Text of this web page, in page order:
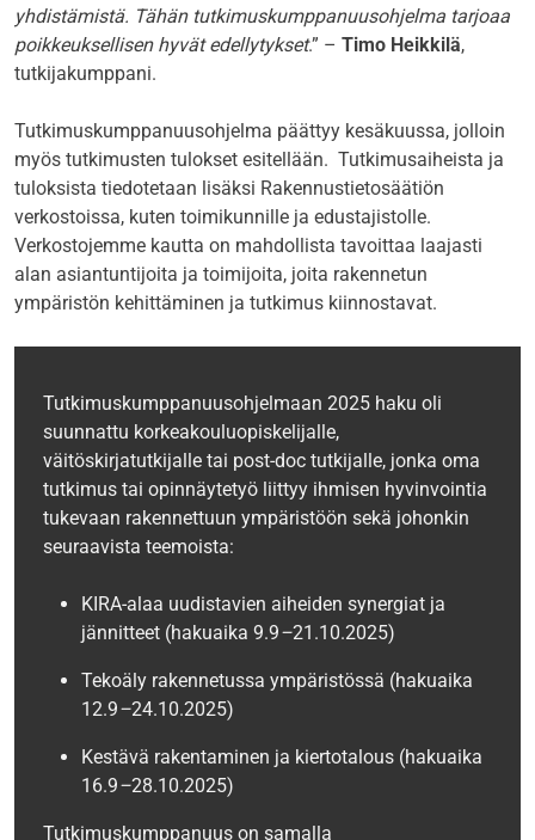
yhdistämistä. Tähän tutkimuskumppanuusohjelma tarjoaa
poikkeuksellisen hyvät edellytykset.” – Timo Heikkilä,
tutkijakumppani.
Tutkimuskumppanuusohjelma päättyy kesäkuussa, jolloin
myös tutkimusten tulokset esitellään. Tutkimusaiheista ja
tuloksista tiedotetaan lisäksi Rakennustietosäätiön
verkostoissa, kuten toimikunnille ja edustajistolle.
Verkostojemme kautta on mahdollista tavoittaa laajasti
alan asiantuntijoita ja toimijoita, joita rakennetun
ympäristön kehittäminen ja tutkimus kiinnostavat.
Tutkimuskumppanuusohjelmaan 2025 haku oli
suunnattu korkeakouluopiskelijalle,
väitöskirjatutkijalle tai post-doc tutkijalle, jonka oma
tutkimus tai opinnäytetyö liittyy ihmisen hyvinvointia
tukevaan rakennettuun ympäristöön sekä johonkin
seuraavista teemoista:
KIRA-alaa uudistavien aiheiden synergiat ja
jännitteet (hakuaika 9.9–21.10.2025)
Tekoäly rakennetussa ympäristössä (hakuaika
12.9–24.10.2025)
Kestävä rakentaminen ja kiertotalous (hakuaika
16.9–28.10.2025)
Tutkimuskumppanuus on samalla